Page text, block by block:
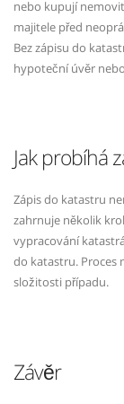
nebo kupují
majitele před
Bez zápisu do
hypoteční úvěr
Jak probíhá
Zápis do katastru
zahrnuje několik
vypracování
do katastru. Proces
složitosti případu.
Závěr